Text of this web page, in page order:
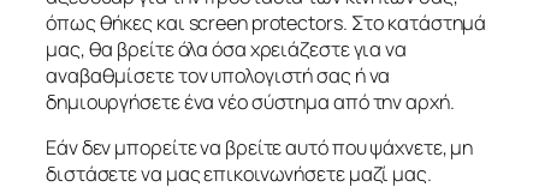
όπως θήκες και screen protectors. Στο κατάστημά
μας, θα βρείτε όλα όσα χρειάζεστε για να
αναβαθμίσετε τον υπολογιστή σας ή να
δημιουργήσετε ένα νέο σύστημα από την αρχή.
Εάν δεν μπορείτε να βρείτε αυτό που ψάχνετε, μη
διστάσετε να μας επικοινωνήσετε μαζί μας.